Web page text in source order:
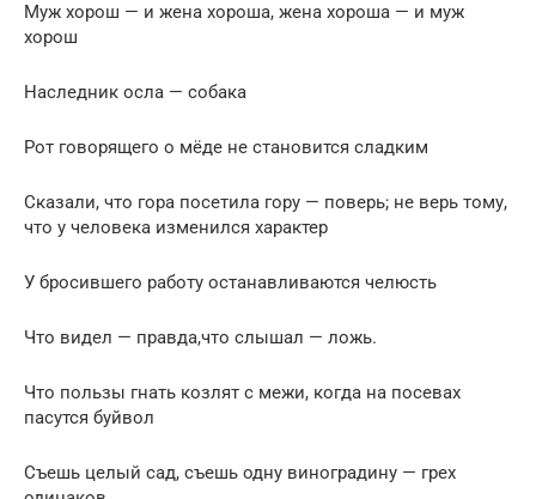
Муж хорош — и жена хороша, жена хороша — и муж
хорош
Наследник осла — собака
Рот говорящего о мёде не становится сладким
Сказали, что гора посетила гору — поверь; не верь тому,
что у человека изменился характер
У бросившего работу останавливаются челюсть
Что видел — правда,что слышал — ложь.
Что пользы гнать козлят с межи, когда на посевах
пасутся буйвол
Съешь целый сад, съешь одну виноградину — грех